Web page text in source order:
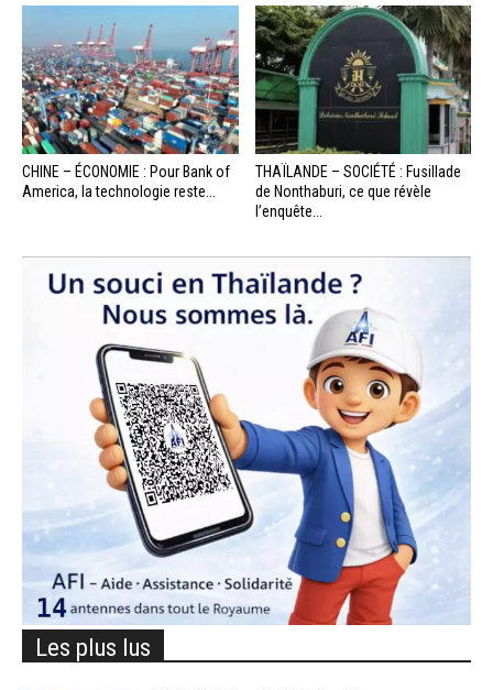
CHINE – ÉCONOMIE : Pour Bank of
America, la technologie reste...
THAÏLANDE – SOCIÉTÉ : Fusillade
de Nonthaburi, ce que révèle
l’enquête...
Les plus lus